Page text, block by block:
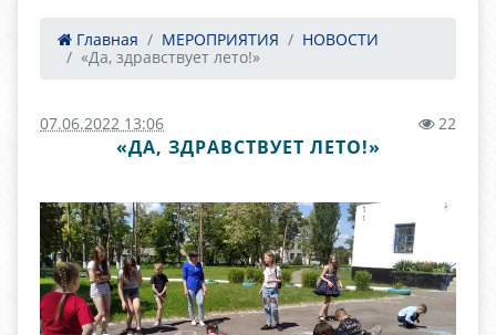
Главная МЕРОПРИЯТИЯ
НОВОСТИ
«Да, здравствует лето!»
07.06.2022 13:06 22
«ДА, ЗДРАВСТВУЕТ ЛЕТО!»